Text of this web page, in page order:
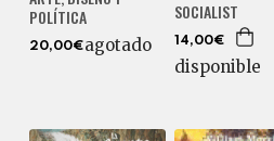
POLÍTICA
20,00€agotado
SOCIALIST
14,00€
disponible